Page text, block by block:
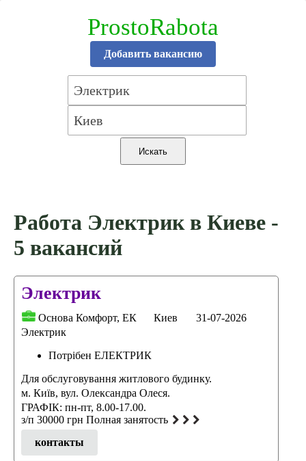
ProstoRabota
Добавить вакансию
Работа Электрик в Киеве -
5 вакансий
Электрик
Основа Комфорт, ЕК Киев
31-07-2026
Электрик
Потрібен ЕЛЕКТРИК
Для обслуговування житлового будинку.
м. Київ, вул. Олександра Олеся.
ГРАФІК: пн-пт, 8.00-17.00.
з/п 30000 грн Полная занятость
контакты